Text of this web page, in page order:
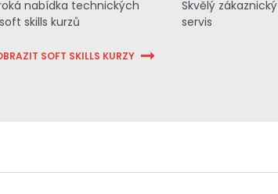
nabídka technických
skills kurzů
SOFT SKILLS KURZY
Skvělý zákaznický
servis